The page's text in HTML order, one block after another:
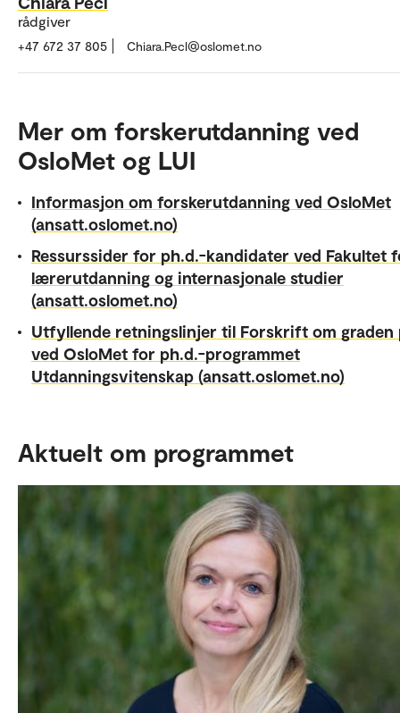
rådgiver
+47 672 37 805 Chiara.Pecl@oslomet.no
Mer om forskerutdanning ved
OsloMet og LUI
Informasjon om forskerutdanning ved OsloMet
(ansatt.oslomet.no)
Ressurssider for ph.d.-kandidater ved Fakultet
lærerutdanning og internasjonale studier
(ansatt.oslomet.no)
Utfyllende retningslinjer til Forskrift om graden
ved OsloMet for ph.d.-programmet
Utdanningsvitenskap (ansatt.oslomet.no)
Aktuelt om programmet